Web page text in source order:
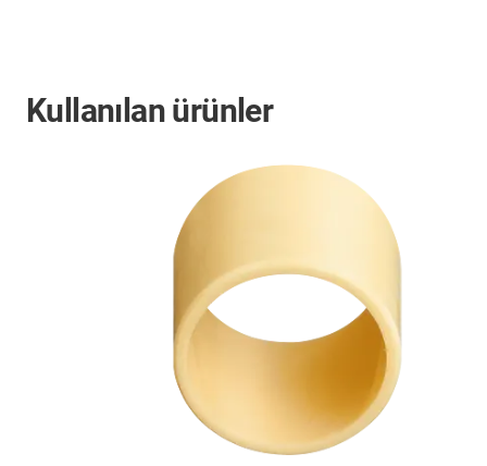
Kullanılan ürünler